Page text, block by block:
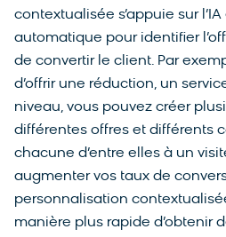
contextualisée s’appuie sur
automatique pour identifier
de convertir le client. Par
d’offrir une réduction, un
niveau, vous pouvez créer
différentes offres et différents
chacune d’entre elles à un
augmenter vos taux de
personnalisation
manière plus rapide d’obtenir